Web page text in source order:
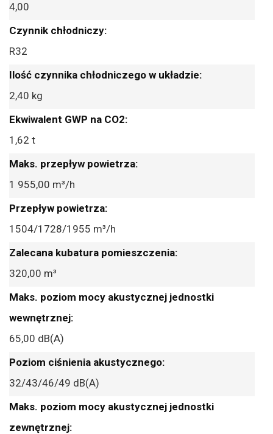
4,00
R32
2,40 kg
1,62 t
1 955,00 m³/h
1504/1728/1955 m³/h
320,00 m³
65,00 dB(A)
32/43/46/49 dB(A)